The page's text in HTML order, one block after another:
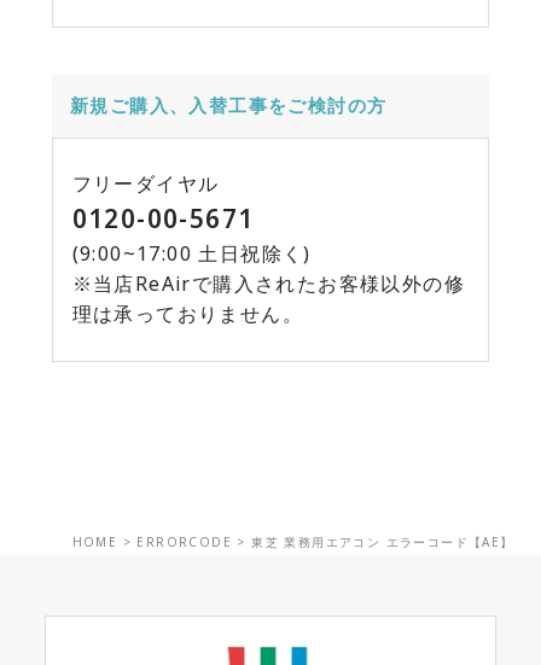
新規ご購入、入替工事をご検討の方
フリーダイヤル
0120-00-5671
(9:00~17:00 土日祝除く)
※当店ReAirで購入されたお客様以外の修
理は承っておりません。
HOME > ERRORCODE >東芝 業務用エアコン エラーコード【AE】